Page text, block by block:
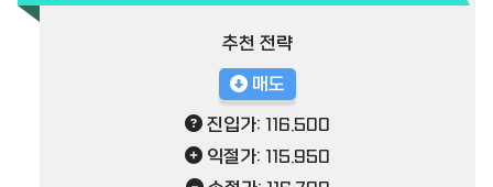
추천 전략
매도
진입가: 116.500
익절가: 115.950